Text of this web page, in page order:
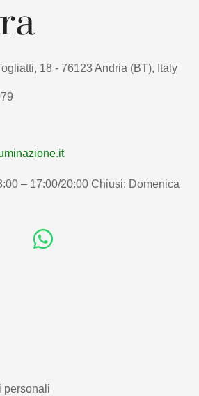
18 - 76123 Andria (BT), Italy
– 17:00/20:00 Chiusi: Domenica
personali